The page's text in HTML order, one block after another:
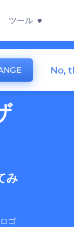
ツール
み
ゴ
No,